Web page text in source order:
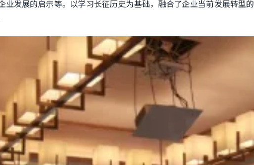
业发展的启示等。以学习长征历史为基础，融合了企业当前发展转型